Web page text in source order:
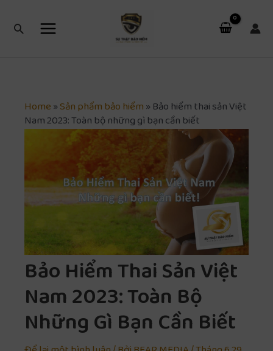
Tìm
Menu
Home»Sản phẩm bảo hiểm»Bảo hiểm thai sản Việt
Nam 2023: Toàn bộ những gì bạn cần biết
Bảo Hiểm Thai Sản Việt
Nam 2023: Toàn Bộ
Những Gì Bạn Cần Biết